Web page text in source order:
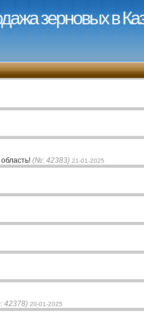
зерновых в
(№: 42383) 21-01-2025
42378) 20-01-2025